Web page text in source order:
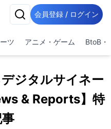
会員登録 / ログイン
ツ アニメ・ゲーム BtoB・
ジタルサイネー
& Reports】特